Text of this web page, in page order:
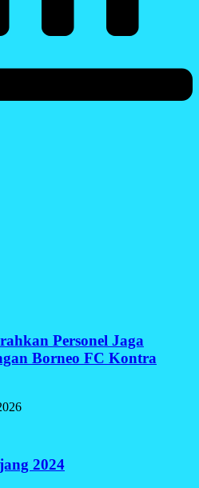
Personel Jaga
Borneo FC Kontra
2024